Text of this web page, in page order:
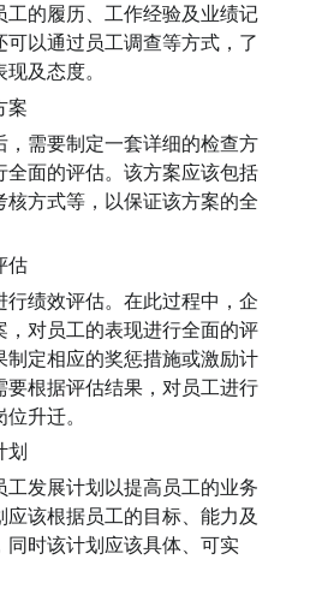
工的履历、工作经验及业绩记
以通过员工调查等方式，了
及态度。
案
，需要制定一套详细的检查方
全面的评估。该方案应该包括
核方式等，以保证该方案的全
估
行绩效评估。在此过程中，企
，对员工的表现进行全面的评
制定相应的奖惩措施或激励计
要根据评估结果，对员工进行
升迁。
划
工发展计划以提高员工的业务
该根据员工的目标、能力及
同时该计划应该具体、可实